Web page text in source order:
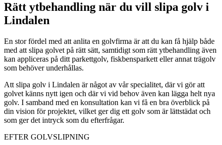
Rätt ytbehandling när du vill slipa golv i
Lindalen
En stor fördel med att anlita en golvfirma är att du kan få hjälp både
med att slipa golvet på rätt sätt, samtidigt som rätt ytbehandling även
kan appliceras på ditt parkettgolv, fiskbensparkett eller annat trägolv
som behöver underhållas.
Att slipa golv i Lindalen är något av vår specialitet, där vi gör att
golvet känns nytt igen och där vi vid behov även kan lägga helt nya
golv. I samband med en konsultation kan vi få en bra överblick på
din vision för projektet, vilket ger dig ett golv som är lättstädat och
som ger det intryck som du efterfrågar.
EFTER GOLVSLIPNING